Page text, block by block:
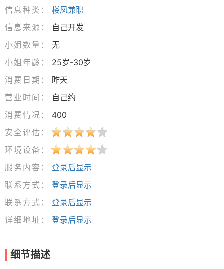
信息种类：
楼凤兼职
信息来源：
自己开发
小姐数量：
无
小姐年龄：
25岁-30岁
消费日期：
昨天
营业时间：
自己约
消费情况：
400
安全评估：
环境设备：
服务内容：
登录后显示
联系方式：
登录后显示
联系方式：
登录后显示
详细地址：
登录后显示
细节描述